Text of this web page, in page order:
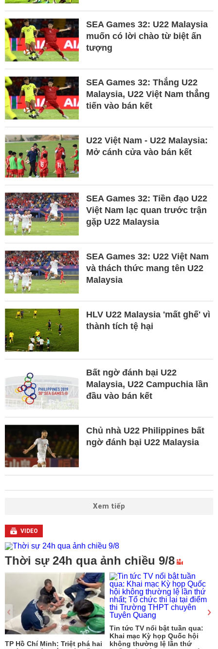
SEA Games 32: U22 Malaysia
muốn có lời chào từ biệt ấn
tượng
SEA Games 32: Thắng U22
Malaysia, U22 Việt Nam thẳng
tiến vào bán kết
U22 Việt Nam - U22 Malaysia:
Mở cánh cửa vào bán kết
SEA Games 32: Tiền đạo U22
Việt Nam lạc quan trước trận
gặp U22 Malaysia
SEA Games 32: U22 Việt Nam
và thách thức mang tên U22
Malaysia
HLV U22 Malaysia 'mất ghế' vì
thành tích tệ hại
Bất ngờ đánh bại U22
Malaysia, U22 Campuchia lần
đầu vào bán kết
Chủ nhà U22 Philippines bất
ngờ đánh bại U22 Malaysia
Xem tiếp
VIDEO
Thời sự 24h qua ảnh chiều 9/8
TP Hồ Chí Minh: Triệt phá hai
Tin tức TV nổi bật tuần qua:
Khai mạc Kỳ họp Quốc hội
không thường lệ lần thứ